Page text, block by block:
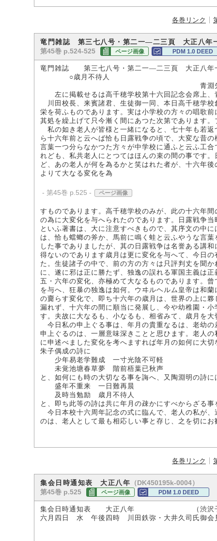
各巻リンク
竜門雑誌 第三七八号・第二一―二三頁 大正八
第45巻 p.524-525 ページ画像 PDM 1.0 DEED
竜門雑誌 第三七八号・第二一―二三頁 大正八年
○歳月不待人
青淵先
左に掲載せるは高千穂学校第十六回記念会席上、
川田校長、来賓諸君、生徒御一同、本日高千穂学
栄を荷ふものであります。実は小学校の方々の唱歌
其処を繰上げて只今漸く間にあつた次第であります
私の如き老人が皆様と一緒になると、七十年も若
ら十六年前と云へば恰も日露戦争の頃で、大変な昔
言葉一つ分らなかつた方々が中学校に通ふと云ふ工
れども、私共老人にとつてはほんの束の間の事です
ど、あの老人が何を為るかと笑はれた者が、十六年
よりて大なる変化を為
- 第45巻 p.525 - ページ画像
すものであります。高千穂学校のみが、此の十六年
の為に大変化を与へられたのであります。日露戦争
といふ著書は、大に注意すべきもので、其序文の中
は、恰も蟷螂の斧か、馬前に鳴く蛙と云ふやうな言
した事でありましたが、其の日露戦争は名誉ある講
得ないのであります歳月は更に変化を与へて、今日
た。生徒諸子の中で、前の方の方々は只評判丈を聞
に、遂に邪は正に勝たず、独逸の誤れる軍国主義は
五・六年の変化、亦極めて大なるものであります。
を与へ、狂暴の独逸は如何。ウヰルヘルム皇帝は和
の齎らす変化で、即ち十六年の歳月は、世界の上に
漏れず、十六年の間に順当に発展し、今や幼稚園・
す。夫故に大なるも、小なるも、相省みて、歳月を
今日私の申上ぐる事は、年月の貴重なるは、老幼
申上ぐるのは、一層意味深きことと思ひます。老人
に申述べました変化を考へますれば年月の如何に大
朱子偶成の詩に
少年易老学難成 一寸光陰不可軽
未覚池塘春草夢 階前梧葉已秋声
と、如何にも時の大切なる事を誨へ、又陶淵明の詩に
盛年不重来 一日難再晨
及時当勉励 歳月不待人
と、即ち此等の詩は共に年月の疎かにすべからざる
今日本校十六周年記念の式に臨んで、老人の私が
のは、老人として最も相応しい事と存じ、之を切に
各巻リンク
集会日時通知表 大正八年 （DK450195k-0004）
第45巻 p.525
ページ画像 PDM 1.0 DEED
集会日時通知表 大正八年 （渋沢子
六月四日 水 午後四時 川田鉄弥・大井久司氏御会